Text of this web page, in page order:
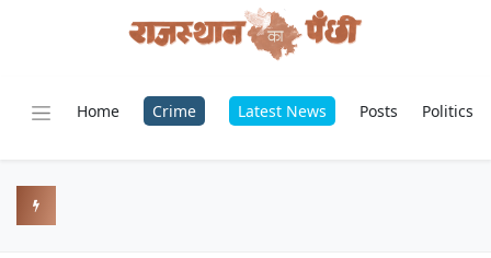
Home Crime Latest News Posts Politics